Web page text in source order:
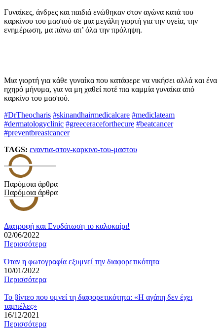
Γυναίκες, άνδρες και παιδιά ενώθηκαν στον αγώνα κατά του
καρκίνου του μαστού σε μια μεγάλη γιορτή για την υγεία, την
ενημέρωση, μα πάνω απ’ όλα την πρόληψη.
Μια γιορτή για κάθε γυναίκα που κατάφερε να νικήσει αλλά και ένα
ηχηρό μήνυμα, για να μη χαθεί ποτέ πια καμμία γυναίκα από
καρκίνο του μαστού.
#DrTheocharis #skinandhairmedicalcare #mediclateam
#dermatologyclinic #greeceraceforthecure #beatcancer
#preventbreastcancer
TAGS: εναντια-στον-καρκινο-του-μαστου
Παρόμοια άρθρα
Παρόμοια άρθρα
Διατροφή και Ενυδάτωση το καλοκαίρι!
02/06/2022
Περισσότερα
Όταν η φωτογραφία εξυμνεί την διαφορετικότητα
10/01/2022
Περισσότερα
Το βίντεο που υμνεί τη διαφορετικότητα: «Η αγάπη δεν έχει
ταμπέλες»
16/12/2021
Περισσότερα